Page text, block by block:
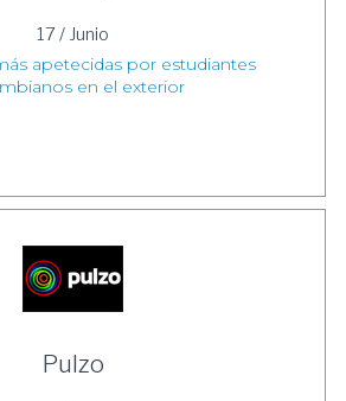
17 / Junio
apetecidas por estudiantes
en el exterior
Pulzo